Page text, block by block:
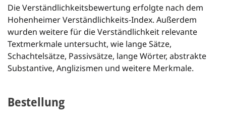
Die Verständlichkeitsbewertung erfolgte nach dem
Hohenheimer Verständlichkeits-Index. Außerdem
wurden weitere für die Verständlichkeit relevante
Textmerkmale untersucht, wie lange Sätze,
Schachtelsätze, Passivsätze, lange Wörter, abstrakte
Substantive, Anglizismen und weitere Merkmale.
Bestellung